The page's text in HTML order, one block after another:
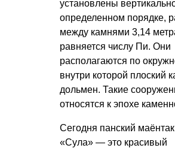
установлены
определенном порядке,
между камнями 3,14
равняется числу Пи. Они
располагаются по
внутри которой плоский
дольмен. Такие
относятся к эпохе
Сегодня панский маёнтак
«Сула» — это красивый